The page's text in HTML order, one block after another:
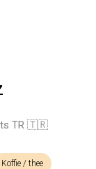
TR 🇹🇷
Koffie / thee